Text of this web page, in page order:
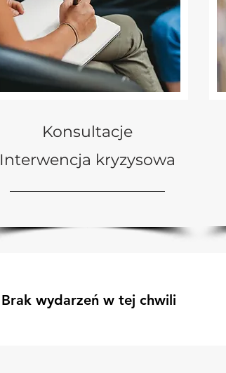
Konsultacje
Interwencja kryzysowa
Brak wydarzeń w tej chwili